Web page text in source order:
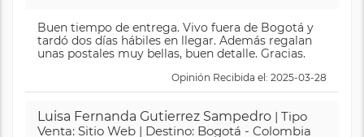
Buen tiempo de entrega. Vivo fuera de Bogotá y
tardó dos días hábiles en llegar. Además regalan
unas postales muy bellas, buen detalle. Gracias.
Opinión Recibida el: 2025-03-28
Luisa Fernanda Gutierrez Sampedro | Tipo
Venta: Sitio Web | Destino: Bogotá - Colombia